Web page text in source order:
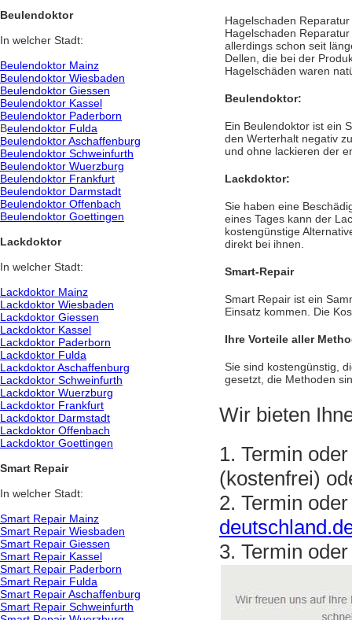
Beulendoktor
In welcher Stadt:
Beulendoktor Mainz
Beulendoktor Wiesbaden
Beulendoktor Giessen
Beulendoktor Kassel
Beulendoktor Paderborn
Beulendoktor Fulda
Beulendoktor Aschaffenburg
Beulendoktor Schweinfurth
Beulendoktor Wuerzburg
Beulendoktor Frankfurt
Beulendoktor Darmstadt
Beulendoktor Offenbach
Beulendoktor Goettingen
Lackdoktor
In welcher Stadt:
Lackdoktor Mainz
Lackdoktor Wiesbaden
Lackdoktor Giessen
Lackdoktor Kassel
Lackdoktor Paderborn
Lackdoktor Fulda
Lackdoktor Aschaffenburg
Lackdoktor Schweinfurth
Lackdoktor Wuerzburg
Lackdoktor Frankfurt
Lackdoktor Darmstadt
Lackdoktor Offenbach
Lackdoktor Goettingen
Smart Repair
In welcher Stadt:
Smart Repair Mainz
Smart Repair Wiesbaden
Smart Repair Giessen
Smart Repair Kassel
Smart Repair Paderborn
Smart Repair Fulda
Smart Repair Aschaffenburg
Smart Repair Schweinfurth
Hagelschaden
Hagelschaden
allerdings schon seit
Dellen, die bei der
Hagelschäden waren
Beulendoktor:
Ein Beulendoktor ist ein
den Werterhalt negativ
und ohne lackieren der
Lackdoktor:
Sie haben eine
eines Tages kann der
kostengünstige
direkt bei ihnen.
Smart-Repair
Smart Repair ist ein
Einsatz kommen. Die
Ihre Vorteile aller
Sie sind kostengünstig,
gesetzt, die Methoden
Wir bieten
1. Termin
(kostenfrei)
2. Termin
3. Termin